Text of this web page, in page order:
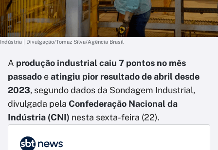
Indústria | Divulgação/Tomaz Silva/Agência Brasil
A produção industrial caiu 7 pontos no mês
passado eatingiu pior resultado de abril desde
2023, segundo dados da Sondagem Industrial,
divulgada pela Confederação Nacional da
Indústria (CNI) nesta sexta-feira (22).